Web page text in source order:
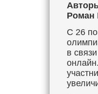
Роман
С 26
в